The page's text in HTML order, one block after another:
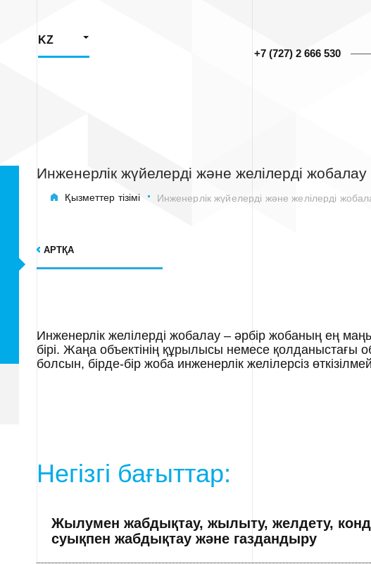
KZ
+7 (727) 2 666 530
Инженерлік жүйелерді және желілерді жобалау
Қызметтер тізімі Инженерлік жүйелерді және желілерді
Инженерлік желілерді жобалау – әрбір жобаның ең
бірі. Жаңа объектінің құрылысы немесе қолданыстағы
болсын, бірде-бір жоба инженерлік желілерсіз
Негізгі бағыттар:
Жылумен жабдықтау, жылыту, желдету,
суықпен жабдықтау және газдандыру